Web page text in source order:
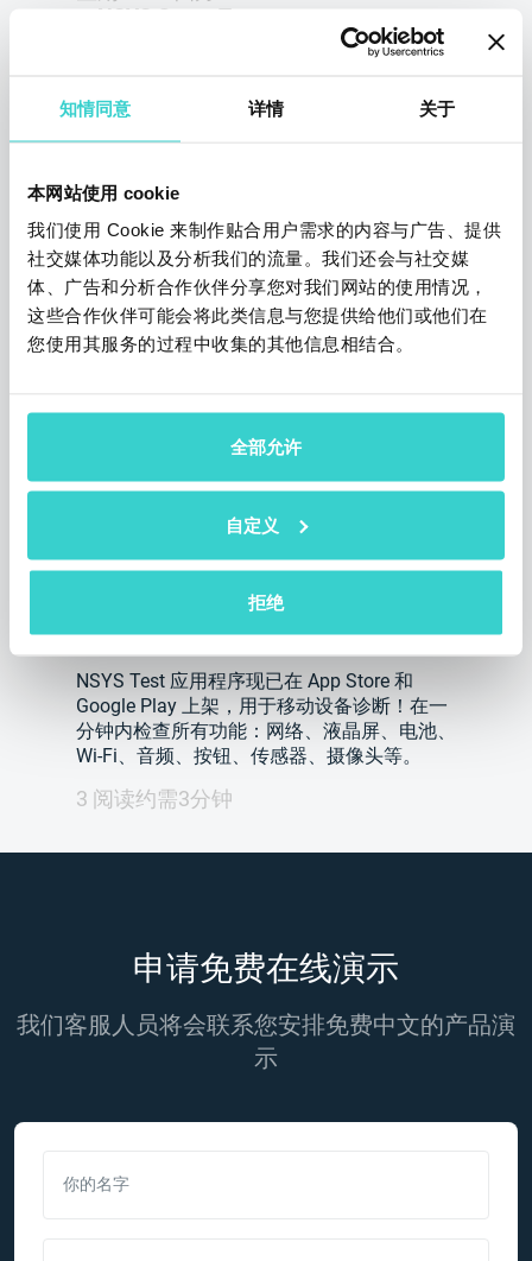
知情同意 详情 关于
本网站使用 cookie
我们使用 Cookie 来制作贴合用户需求的内容与广告、提供
社交媒体功能以及分析我们的流量。我们还会与社交媒
体、广告和分析合作伙伴分享您对我们网站的使用情况，
这些合作伙伴可能会将此类信息与您提供给他们或他们在
您使用其服务的过程中收集的其他信息相结合。
全部允许
自定义
拒绝
NSYS Group Team
NSYS GROUP将在2019年4月18日至21日的
软件和市场应用更新。欢迎光临11M26展
观看测试过程的现场演示。
3 阅读约需3分钟
NSYS Test 应用程序现已在 App
Store 和 Google Play 上架。
星期三 13 三月 2019
NSYS Group Team
NSYS Test 应用程序现已在 App Store 和
Google Play 上架，用于移动设备诊断！在一
分钟内检查所有功能：网络、液晶屏、电池、
Wi-Fi、音频、按钮、传感器、摄像头等。
3 阅读约需3分钟
申请免费在线演示
我们客服人员将会联系您安排免费中文的产品演
示
你的名字